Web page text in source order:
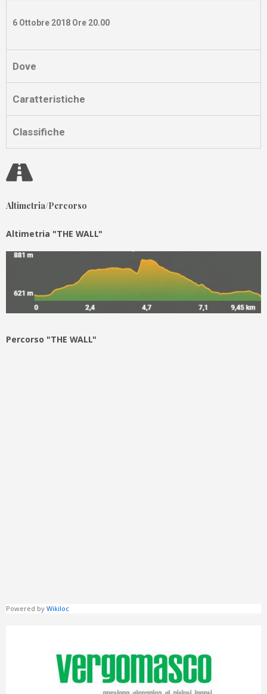
6 Ottobre 2018 Ore 20.00
Dove
Caratteristiche
Classifiche
Altimetria/Percorso
Altimetria "THE WALL"
Percorso "THE WALL"
Powered by Wikiloc